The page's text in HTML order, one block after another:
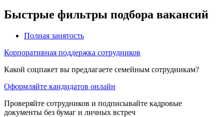
Быстрые фильтры подбора вакансий
Полная занятость
Корпоративная поддержка сотрудников
Какой соцпакет вы предлагаете семейным сотрудникам?
Оформляйте кандидатов онлайн
Проверяйте сотрудников и подписывайте кадровые
документы без бумаг и личных встреч